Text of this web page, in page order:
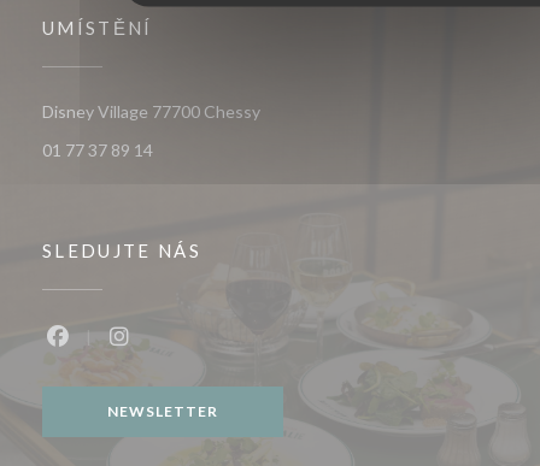
UMÍSTĚNÍ
Disney Village 77700 Chessy((otevře se v novém okně))
01 77 37 89 14
SLEDUJTE NÁS
NEWSLETTER